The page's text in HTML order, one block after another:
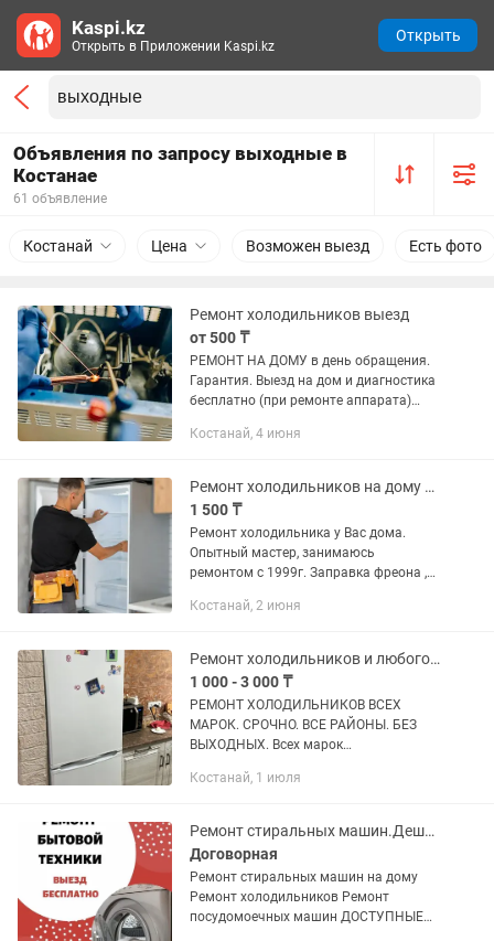
Объявления по запросу выходные в
Костанае
61 объявление
Костанай Цена Возможен выезд Есть фото
Ремонт холодильников выезд
от 500 ₸
РЕМОНТ НА ДОМУ в день обращения.
Гарантия. Выезд на дом и диагностика
бесплатно (при ремонте аппарата)
холодильники, приеду и решу проблему
Костанай, 4 июня
Ремонт холодильников на дому в Костанае.
1 500 ₸
Ремонт холодильника у Вас дома.
Опытный мастер, занимаюсь
ремонтом с 1999г. Заправка фреона ,
термостата.Гарантийный
Костанай, 2 июня
Ремонт холодильников и любого холодильное оборудование
1 000 - 3 000 ₸
РЕМОНТ ХОЛОДИЛЬНИКОВ ВСЕХ
МАРОК. СРОЧНО. ВСЕ РАЙОНЫ. БЕЗ
ВЫХОДНЫХ. Всех марок
производства на дому, скидки.
обслуживании и...
Костанай, 1 июля
Ремонт стиральных машин.Дешевле не бывает,Звоните убедитесь
Договорная
Ремонт стиральных машин на дому
Ремонт холодильников Ремонт
посудомоечных машин ДОСТУПНЫЕ
Kaspi.kz
Открыть в Приложении Kaspi.kz
Открыть